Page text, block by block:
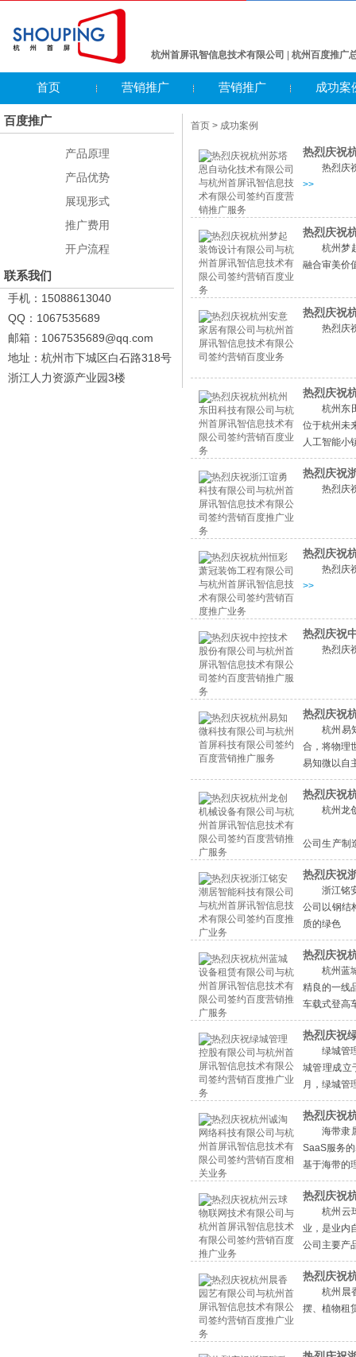
杭州首屏讯智信息技术有限公司 杭州百度推广
首页 营销推广 营销推广 成功案
百度推广
产品原理
产品优势
展现形式
推广费用
开户流程
联系我们
手机：15088613040
QQ：1067535689
邮箱：1067535689@qq.com
地址：杭州市下城区白石路318号
浙江人力资源产业园3楼
首页 > 成功案例
热烈庆祝
热烈庆
>>
热烈庆祝
杭州梦
融合审美价
我们多年来
热烈庆祝
热烈庆
热烈庆祝
杭州东
位于杭州未
人工智能小
热烈庆祝
热烈庆
热烈庆祝
热烈庆
>>
热烈庆祝
热烈庆
热烈庆祝
杭州易
合，将物理
易知微以自
热烈庆祝
杭州龙
公司生产制
枕式包装机
热烈庆祝
浙江铭
公司以钢结
质的绿色
热烈庆祝
杭州蓝
精良的一线
车载式登高
情>>
热烈庆祝
绿城管
城管理成立
月，绿城管
热烈庆祝
海带隶
SaaS服务
基于海带的
热烈庆祝
杭州云
业，是业内
公司主要产
热烈庆祝
杭州晨
摆、植物租
为客户提供